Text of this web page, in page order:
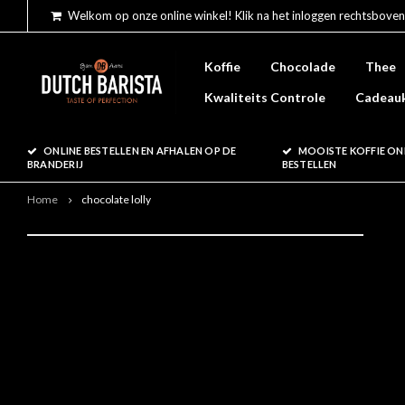
Welkom op onze online winkel! Klik na het inloggen
Koffie Chocolade Thee
Kwaliteits Controle
ONLINE BESTELLEN EN AFHALEN OP DE
BRANDERIJ
MOOISTE KOFFIE
BESTELLEN
Home chocolate lolly